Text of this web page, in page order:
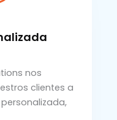
nos
clientes a